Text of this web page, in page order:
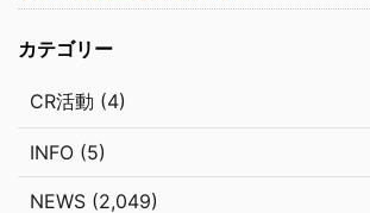
カテゴリー
CR活動 (4)
INFO (5)
NEWS (2,049)